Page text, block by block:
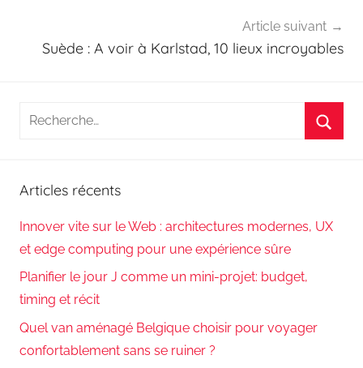
Article suivant
Suède : A voir à Karlstad, 10 lieux incroyables
Recherche
Articles récents
Innover vite sur le Web : architectures modernes, UX
et edge computing pour une expérience sûre
Planifier le jour J comme un mini-projet: budget,
timing et récit
Quel van aménagé Belgique choisir pour voyager
confortablement sans se ruiner ?